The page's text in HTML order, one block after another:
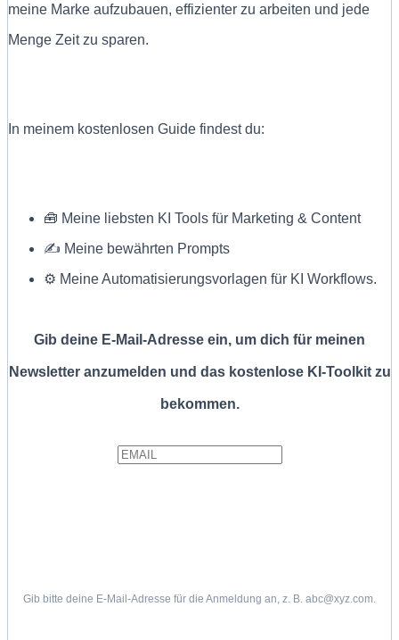
meine Marke aufzubauen, effizienter zu arbeiten und jede
Menge Zeit zu sparen.
In meinem kostenlosen Guide findest du:
🧰 Meine liebsten KI Tools für Marketing & Content
✍ Meine bewährten Prompts
⚙️ Meine Automatisierungsvorlagen für KI Workflows.
Gib deine E-Mail-Adresse ein, um dich für meinen
Newsletter anzumelden und das kostenlose KI-Toolkit zu
bekommen.
Gib bitte deine E-Mail-Adresse für die Anmeldung an, z. B. abc@xyz.com.